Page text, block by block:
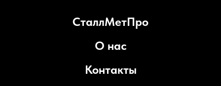
СталлМетПро
О нас
Контакты